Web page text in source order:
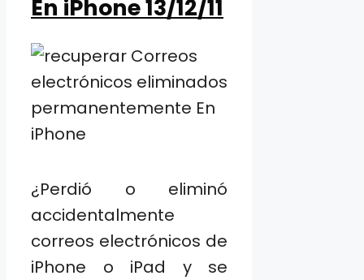
En iPhone 13/12/11
¿Perdió o eliminó
accidentalmente
correos electrónicos de
iPhone o iPad y se